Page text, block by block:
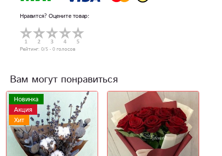
Нравится? Оцените товар:
Рейтинг: 0/5 - 0 голосов
Вам могут понравиться